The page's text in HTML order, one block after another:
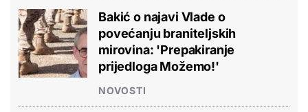
Bakić o najavi Vlade o
povećanju braniteljskih
mirovina: 'Prepakiranje
prijedloga Možemo!'
NOVOSTI